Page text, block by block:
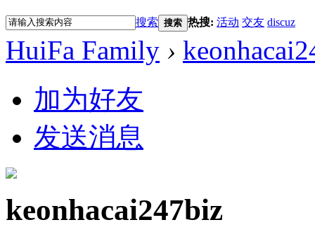
搜索 搜索 热搜: 活动 交友 discuz
HuiFa Family ›
加为好友
发送消息
keonhacai247biz